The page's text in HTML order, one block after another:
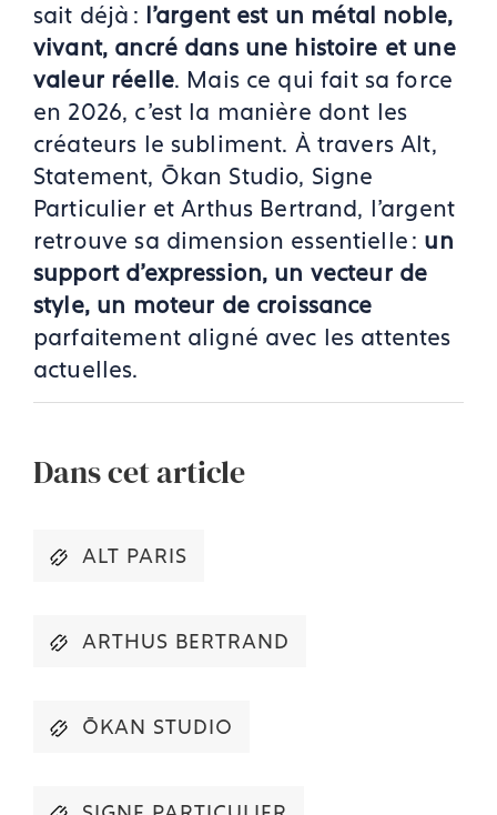
sait déjà : l’argent est un métal noble,
vivant, ancré dans une histoire et une
valeur réelle. Mais ce qui fait sa force
en 2026, c’est la manière dont les
créateurs le subliment. À travers Alt,
Statement, Ōkan Studio, Signe
Particulier et Arthus Bertrand, l’argent
retrouve sa dimension essentielle : un
support d’expression, un vecteur de
style, un moteur de croissance
parfaitement aligné avec les attentes
actuelles.
Dans cet article
ALT PARIS
ARTHUS BERTRAND
ŌKAN STUDIO